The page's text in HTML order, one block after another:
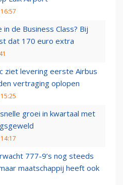
de Business Class? Bij
dat 170 euro extra
ziet levering eerste Airbus
vertraging oplopen
groei in kwartaal met
777-9’s nog steeds
maatschappij heeft ook